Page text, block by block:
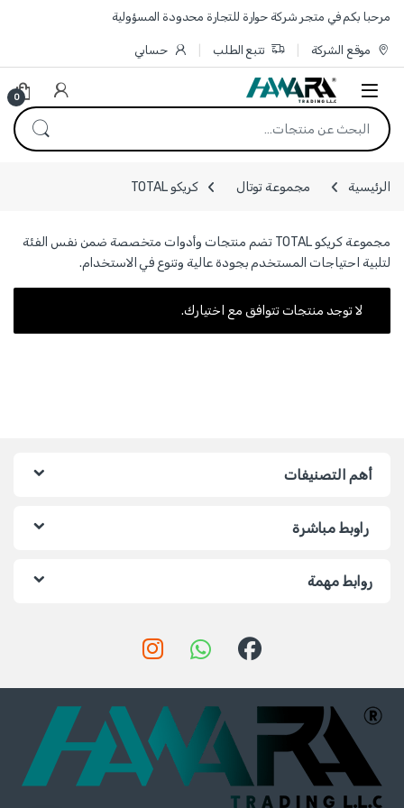
Skip to navigation
Skip to content
مرحبا بكم في متجر شركة حوارة للتجارة محدودة المسؤولية
موقع الشركة تتبع الطلب حسابي
0
البحث عن:
الرئيسية مجموعة توتال كريكو TOTAL
مجموعة كريكو TOTAL تضم منتجات وأدوات متخصصة ضمن نفس الفئة
لتلبية احتياجات المستخدم بجودة عالية وتنوع في الاستخدام.
لا توجد منتجات تتوافق مع اختيارك.
أهم التصنيفات
راوبط مباشرة
روابط مهمة